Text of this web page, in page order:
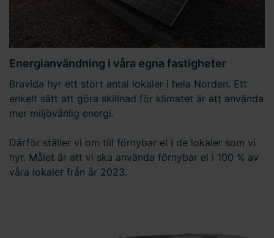
Energianvändning i våra egna fastigheter
Bravida hyr ett stort antal lokaler i hela Norden. Ett
enkelt sätt att göra skillnad för klimatet är att använda
mer miljövänlig energi.
Därför ställer vi om till förnybar el i de lokaler som vi
hyr. Målet är att vi ska använda förnybar el i 100 % av
våra lokaler från år 2023.